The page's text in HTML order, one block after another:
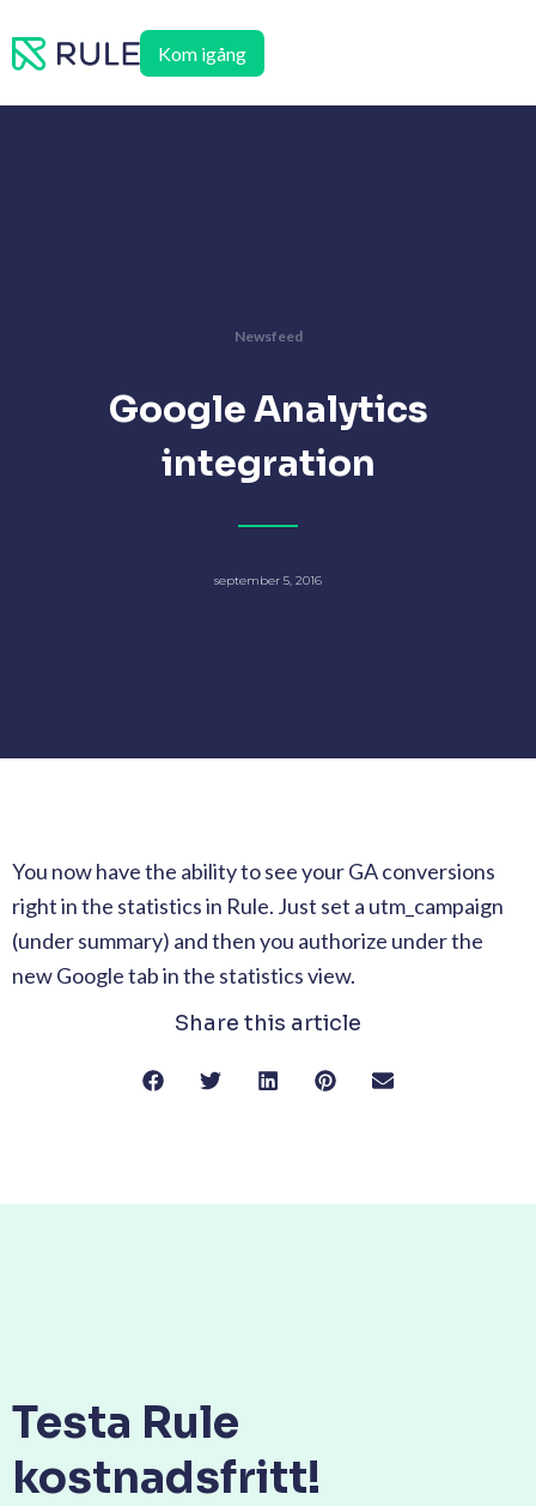
till
Kom igång
Newsfeed
Google Analytics
integration
september 5, 2016
You now have the ability to see your GA conversions
right in the statistics in Rule. Just set a utm_campaign
(under summary) and then you authorize under the
new Google tab in the statistics view.
Share this article
Testa Rule
kostnadsfritt!